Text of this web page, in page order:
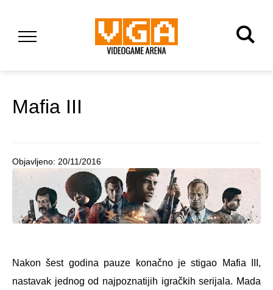
Mafia III
Objavljeno: 20/11/2016
Nakon šest godina pauze konačno je stigao Mafia III,
nastavak jednog od najpoznatijih igračkih serijala. Mada